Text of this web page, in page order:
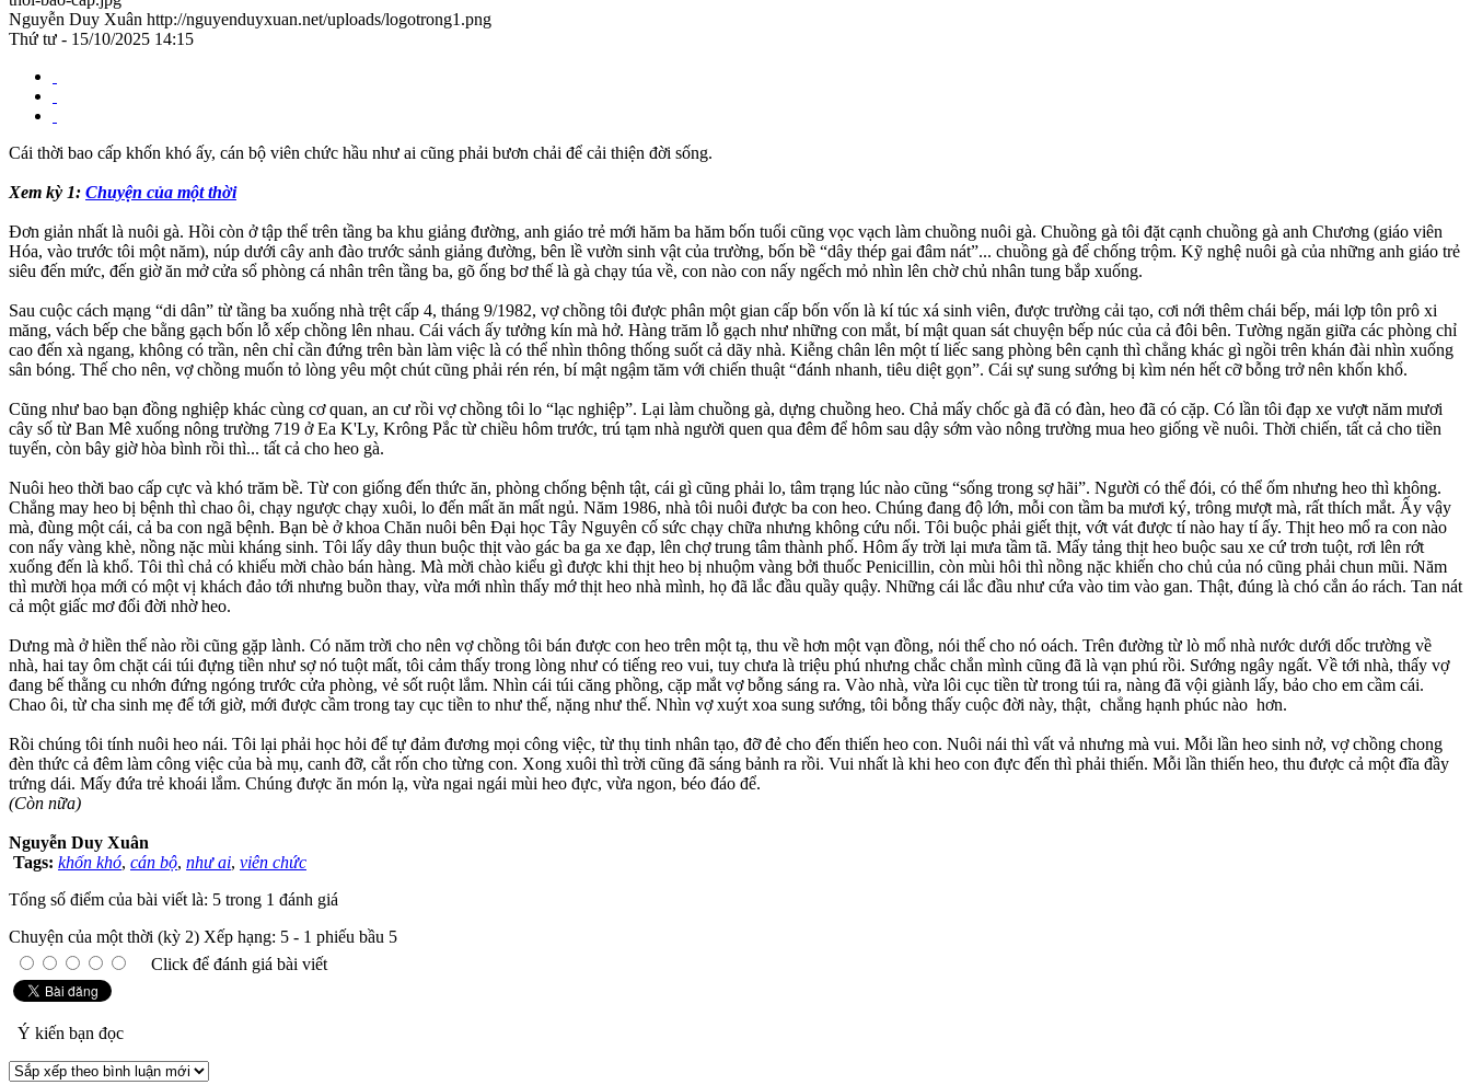
Nguyễn Duy Xuân http://nguyenduyxuan.net/uploads/logotrong1.png
Thứ tư - 15/10/2025 14:15
Cái thời bao cấp khốn khó ấy, cán bộ viên chức hầu như ai cũng phải bươn chải để cải thiện đời sống.
Xem kỳ 1: Chuyện của một thời
Đơn giản nhất là nuôi gà. Hồi còn ở tập thể trên tầng ba khu giảng đường, anh giáo trẻ mới hăm ba hăm bốn tuổi cũng vọc vạch làm chuồng nuôi gà. Chuồng gà tôi đặt cạnh chuồng gà anh Chương (giáo viên
Hóa, vào trước tôi một năm), núp dưới cây anh đào trước sảnh giảng đường, bên lề vườn sinh vật của trường, bốn bề “dây thép gai đâm nát”... chuồng gà để chống trộm. Kỹ nghệ nuôi gà của những anh giáo trẻ
siêu đến mức, đến giờ ăn mở cửa sổ phòng cá nhân trên tầng ba, gõ ống bơ thế là gà chạy túa về, con nào con nấy ngếch mỏ nhìn lên chờ chủ nhân tung bắp xuống.
Sau cuộc cách mạng “di dân” từ tầng ba xuống nhà trệt cấp 4, tháng 9/1982, vợ chồng tôi được phân một gian cấp bốn vốn là kí túc xá sinh viên, được trường cải tạo, cơi nới thêm chái bếp, mái lợp tôn prô xi
măng, vách bếp che bằng gạch bốn lỗ xếp chồng lên nhau. Cái vách ấy tưởng kín mà hở. Hàng trăm lỗ gạch như những con mắt, bí mật quan sát chuyện bếp núc của cả đôi bên. Tường ngăn giữa các phòng chỉ
cao đến xà ngang, không có trần, nên chỉ cần đứng trên bàn làm việc là có thể nhìn thông thống suốt cả dãy nhà. Kiễng chân lên một tí liếc sang phòng bên cạnh thì chẳng khác gì ngồi trên khán đài nhìn xuống
sân bóng. Thế cho nên, vợ chồng muốn tỏ lòng yêu một chút cũng phải rén rén, bí mật ngậm tăm với chiến thuật “đánh nhanh, tiêu diệt gọn”. Cái sự sung sướng bị kìm nén hết cỡ bỗng trở nên khốn khổ.
Cũng như bao bạn đồng nghiệp khác cùng cơ quan, an cư rồi vợ chồng tôi lo “lạc nghiệp”. Lại làm chuồng gà, dựng chuồng heo. Chả mấy chốc gà đã có đàn, heo đã có cặp. Có lần tôi đạp xe vượt năm mươi
cây số từ Ban Mê xuống nông trường 719 ở Ea K'Ly, Krông Pắc từ chiều hôm trước, trú tạm nhà người quen qua đêm để hôm sau dậy sớm vào nông trường mua heo giống về nuôi. Thời chiến, tất cả cho tiền
tuyến, còn bây giờ hòa bình rồi thì... tất cả cho heo gà.
Nuôi heo thời bao cấp cực và khó trăm bề. Từ con giống đến thức ăn, phòng chống bệnh tật, cái gì cũng phải lo, tâm trạng lúc nào cũng “sống trong sợ hãi”. Người có thể đói, có thể ốm nhưng heo thì không.
Chẳng may heo bị bệnh thì chao ôi, chạy ngược chạy xuôi, lo đến mất ăn mất ngủ. Năm 1986, nhà tôi nuôi được ba con heo. Chúng đang độ lớn, mỗi con tầm ba mươi ký, trông mượt mà, rất thích mắt. Ấy vậy
mà, đùng một cái, cả ba con ngã bệnh. Bạn bè ở khoa Chăn nuôi bên Đại học Tây Nguyên cố sức chạy chữa nhưng không cứu nổi. Tôi buộc phải giết thịt, vớt vát được tí nào hay tí ấy. Thịt heo mổ ra con nào
con nấy vàng khè, nồng nặc mùi kháng sinh. Tôi lấy dây thun buộc thịt vào gác ba ga xe đạp, lên chợ trung tâm thành phố. Hôm ấy trời lại mưa tầm tã. Mấy tảng thịt heo buộc sau xe cứ trơn tuột, rơi lên rớt
xuống đến là khổ. Tôi thì chả có khiếu mời chào bán hàng. Mà mời chào kiểu gì được khi thịt heo bị nhuộm vàng bởi thuốc Penicillin, còn mùi hôi thì nồng nặc khiến cho chủ của nó cũng phải chun mũi. Năm
thì mười họa mới có một vị khách đảo tới nhưng buồn thay, vừa mới nhìn thấy mớ thịt heo nhà mình, họ đã lắc đầu quầy quậy. Những cái lắc đầu như cứa vào tim vào gan. Thật, đúng là chó cắn áo rách. Tan nát
cả một giấc mơ đổi đời nhờ heo.
Dưng mà ở hiền thế nào rồi cũng gặp lành. Có năm trời cho nên vợ chồng tôi bán được con heo trên một tạ, thu về hơn một vạn đồng, nói thế cho nó oách. Trên đường từ lò mổ nhà nước dưới dốc trường về
nhà, hai tay ôm chặt cái túi đựng tiền như sợ nó tuột mất, tôi cảm thấy trong lòng như có tiếng reo vui, tuy chưa là triệu phú nhưng chắc chắn mình cũng đã là vạn phú rồi. Sướng ngây ngất. Về tới nhà, thấy vợ
đang bế thằng cu nhớn đứng ngóng trước cửa phòng, vẻ sốt ruột lắm. Nhìn cái túi căng phồng, cặp mắt vợ bỗng sáng ra. Vào nhà, vừa lôi cục tiền từ trong túi ra, nàng đã vội giành lấy, bảo cho em cầm cái.
Chao ôi, từ cha sinh mẹ để tới giờ, mới được cầm trong tay cục tiền to như thế, nặng như thế. Nhìn vợ xuýt xoa sung sướng, tôi bỗng thấy cuộc đời này, thật, chẳng hạnh phúc nào hơn.
Rồi chúng tôi tính nuôi heo nái. Tôi lại phải học hỏi để tự đảm đương mọi công việc, từ thụ tinh nhân tạo, đỡ đẻ cho đến thiến heo con. Nuôi nái thì vất vả nhưng mà vui. Mỗi lần heo sinh nở, vợ chồng chong
đèn thức cả đêm làm công việc của bà mụ, canh đỡ, cắt rốn cho từng con. Xong xuôi thì trời cũng đã sáng bảnh ra rồi. Vui nhất là khi heo con đực đến thì phải thiến. Mỗi lần thiến heo, thu được cả một đĩa đầy
trứng dái. Mấy đứa trẻ khoái lắm. Chúng được ăn món lạ, vừa ngai ngái mùi heo đực, vừa ngon, béo đáo để.
(Còn nữa)
Nguyễn Duy Xuân
Tags: khốn khó, cán bộ, như ai, viên chức
Tổng số điểm của bài viết là: 5 trong 1 đánh giá
Chuyện của một thời (kỳ 2) Xếp hạng: 5 - 1 phiếu bầu 5
Click để đánh giá bài viết
Ý kiến bạn đọc